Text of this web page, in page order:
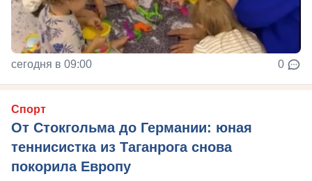
сегодня в 09:00 0
Спорт
От Стокгольма до Германии: юная
теннисистка из Таганрога снова
покорила Европу